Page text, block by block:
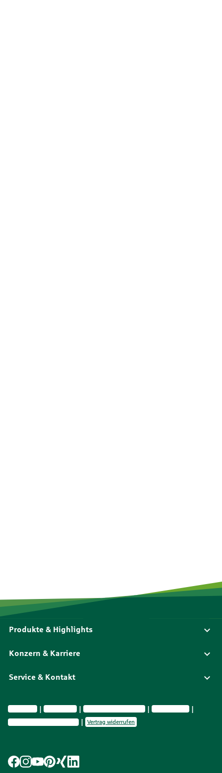
Produkte & Highlights
Konzern & Karriere
Service & Kontakt
Impressum Datenschutz Vermittlerinformationen
Nachhaltig­keit
Privatsphäre-Einstellungen
Vertrag widerrufen